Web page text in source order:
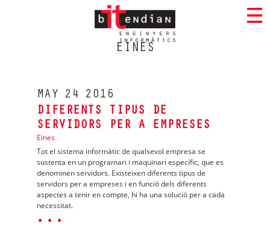
EINES
MAY 24
2016
DIFERENTS TIPUS DE
SERVIDORS PER A EMPRESES
Eines
Tot el sistema informàtic de qualsevol empresa se
sustenta en un programari i maquinari específic, que es
denominen servidors. Existeixen diferents tipus de
servidors per a empreses i en funció dels diferents
aspectes a tenir en compte, hi ha una solució per a cada
necessitat.
· · ·